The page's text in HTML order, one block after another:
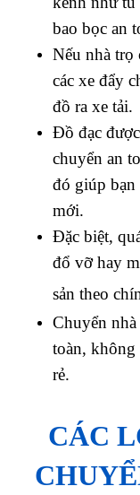
bao bọc an
Nếu nhà trọ
các xe đẩy
đồ ra xe tải.
Đồ đạc
chuyển an
đó giúp bạn
mới.
Đặc biệt,
đổ vỡ hay
sản theo
Chuyển
toàn, không
rẻ.
CÁC